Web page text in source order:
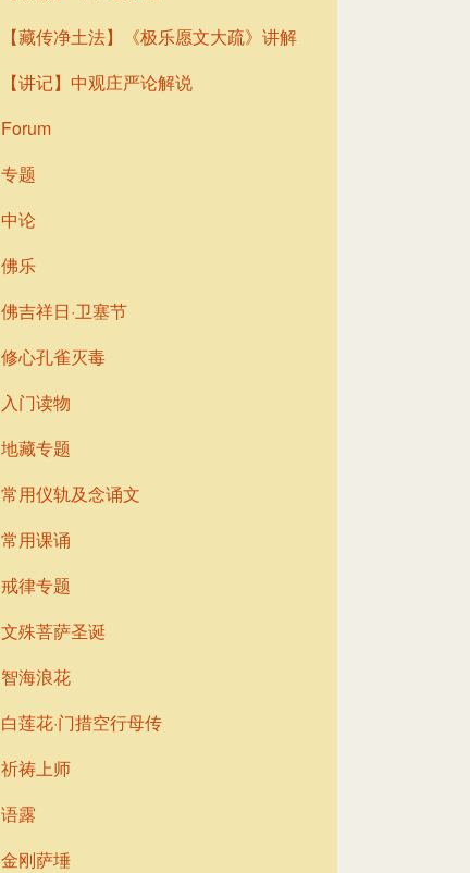
【藏传净土法】《极乐愿文大疏》讲解
【讲记】中观庄严论解说
Forum
专题
中论
佛乐
佛吉祥日·卫塞节
修心孔雀灭毒
入门读物
地藏专题
常用仪轨及念诵文
常用课诵
戒律专题
文殊菩萨圣诞
智海浪花
白莲花·门措空行母传
祈祷上师
语露
金刚萨埵